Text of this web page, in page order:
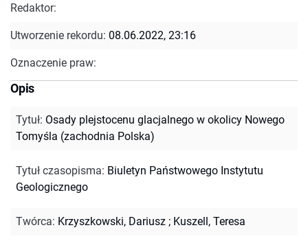
Redaktor:
Utworzenie rekordu: 08.06.2022, 23:16
Oznaczenie praw:
Opis
Tytuł: Osady plejstocenu glacjalnego w okolicy Nowego
Tomyśla (zachodnia Polska)
Tytuł czasopisma: Biuletyn Państwowego Instytutu
Geologicznego
Twórca: Krzyszkowski, Dariusz ; Kuszell, Teresa